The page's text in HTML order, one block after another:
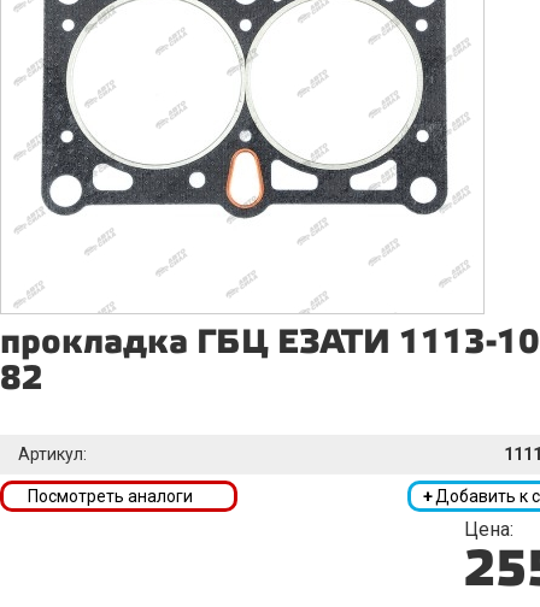
прокладка ГБЦ ЕЗАТИ 1113-
82
Артикул:
+Добавить к
Посмотреть аналоги
Цена: